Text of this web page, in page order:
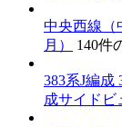
中央西線（
月）
140件
383系J編成
成サイドビ